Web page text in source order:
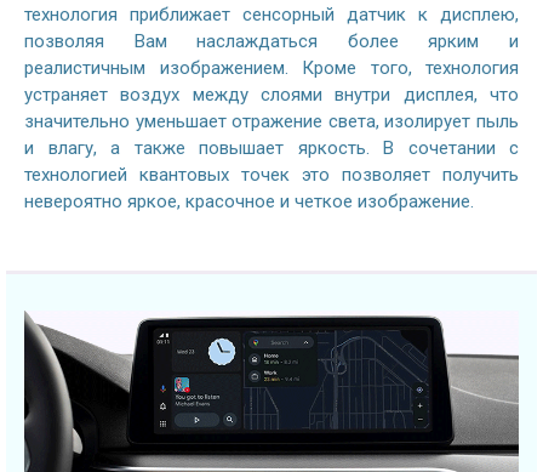
технология приближает сенсорный датчик к дисплею,
позволяя Вам наслаждаться более ярким и
реалистичным изображением. Кроме того, технология
устраняет воздух между слоями внутри дисплея, что
значительно уменьшает отражение света, изолирует пыль
и влагу, а также повышает яркость. В сочетании с
технологией квантовых точек это позволяет получить
невероятно яркое, красочное и четкое изображение.